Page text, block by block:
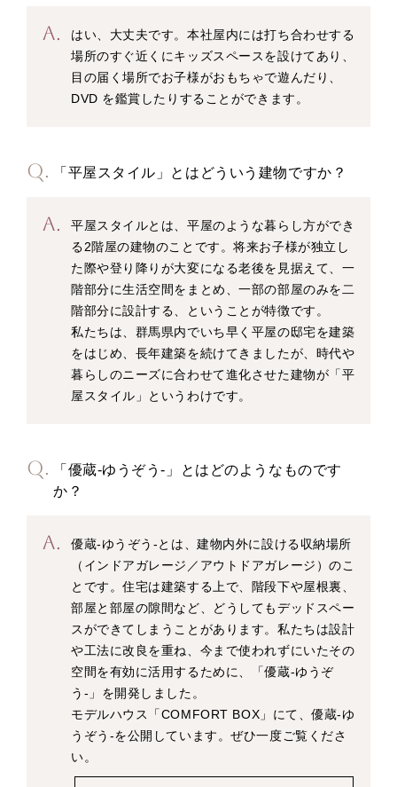
はい、大丈夫です。本社屋内には打ち合わせする
場所のすぐ近くにキッズスペースを設けてあり、
目の届く場所でお子様がおもちゃで遊んだり、
DVD を鑑賞したりすることができます。
「平屋スタイル」とはどういう建物ですか？
平屋スタイルとは、平屋のような暮らし方ができ
る2階屋の建物のことです。将来お子様が独立し
た際や登り降りが大変になる老後を見据えて、一
階部分に生活空間をまとめ、一部の部屋のみを二
階部分に設計する、ということが特徴です。
私たちは、群馬県内でいち早く平屋の邸宅を建築
をはじめ、長年建築を続けてきましたが、時代や
暮らしのニーズに合わせて進化させた建物が「平
屋スタイル」というわけです。
「優蔵-ゆうぞう-」とはどのようなものです
か？
優蔵-ゆうぞう-とは、建物内外に設ける収納場所
（インドアガレージ／アウトドアガレージ）のこ
とです。住宅は建築する上で、階段下や屋根裏、
部屋と部屋の隙間など、どうしてもデッドスペー
スができてしまうことがあります。私たちは設計
や工法に改良を重ね、今まで使われずにいたその
空間を有効に活用するために、「優蔵-ゆうぞ
う-」を開発しました。
モデルハウス「COMFORT BOX」にて、優蔵-ゆ
うぞう-を公開しています。ぜひ一度ご覧くださ
い。